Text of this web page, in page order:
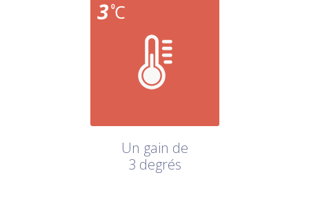
Un gain de
3 degrés